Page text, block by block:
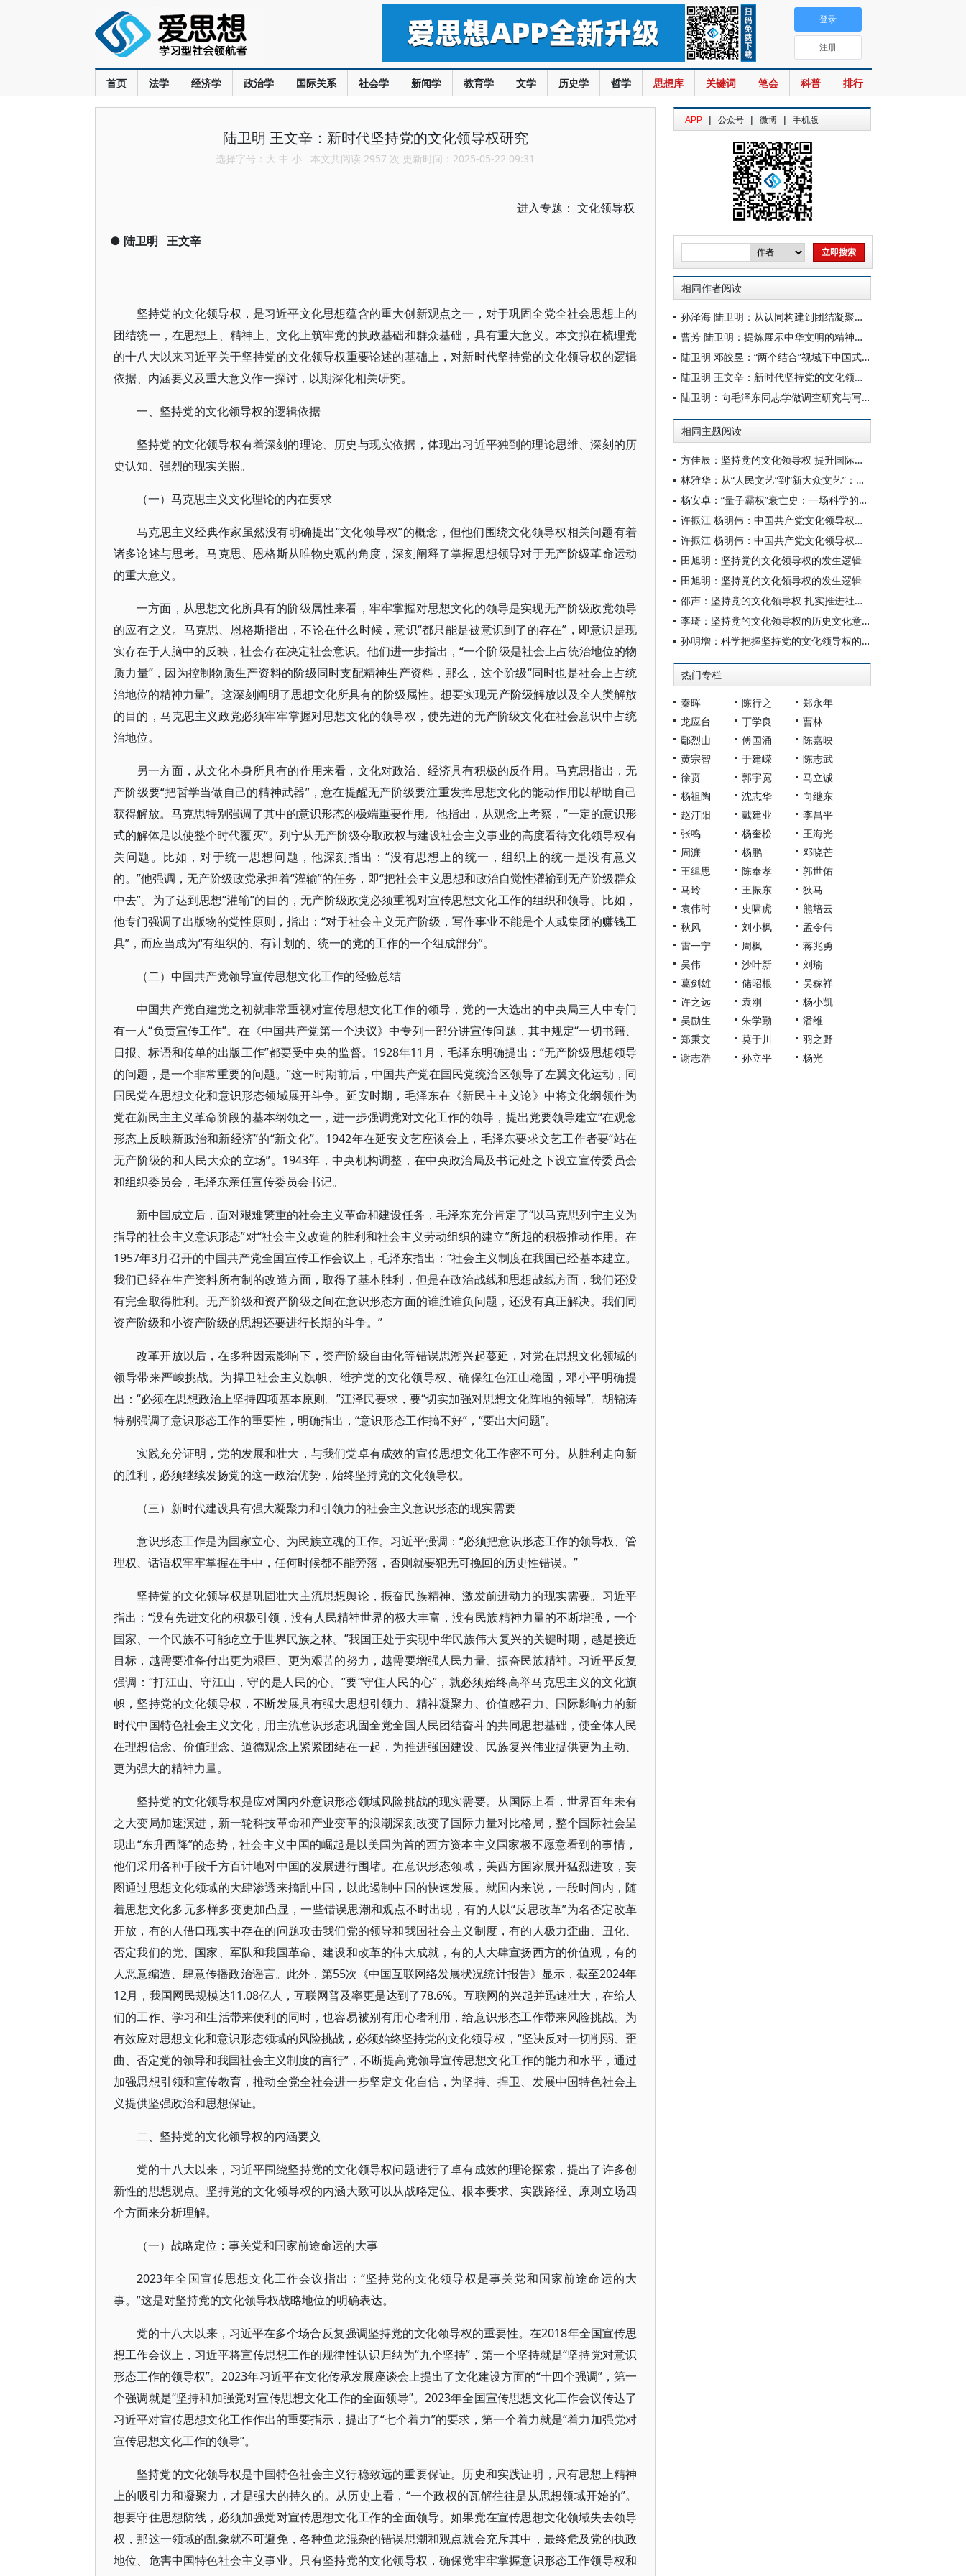
首页 法学 经济学 政治学 国际关系 社会学 新闻学 教育学 文学 历史学 哲学 思想库 关键词 笔会 科普 排行
登录
注册
陆卫明 王文辛：新时代坚持党的文化领导权研究
选择字号： 大 中 小 本文共阅读 2957 次 更新时间：2025-05-22 09:31
进入专题： 文化领导权
● 陆卫明 王文辛
坚持党的文化领导权，是习近平文化思想蕴含的重大创新观点之一，对于巩固全党全社会思想上的
团结统一，在思想上、精神上、文化上筑牢党的执政基础和群众基础，具有重大意义。本文拟在梳理党
的十八大以来习近平关于坚持党的文化领导权重要论述的基础上，对新时代坚持党的文化领导权的逻辑
依据、内涵要义及重大意义作一探讨，以期深化相关研究。
一、坚持党的文化领导权的逻辑依据
坚持党的文化领导权有着深刻的理论、历史与现实依据，体现出习近平独到的理论思维、深刻的历
史认知、强烈的现实关照。
（一）马克思主义文化理论的内在要求
马克思主义经典作家虽然没有明确提出“文化领导权”的概念，但他们围绕文化领导权相关问题有着
诸多论述与思考。马克思、恩格斯从唯物史观的角度，深刻阐释了掌握思想领导对于无产阶级革命运动
的重大意义。
一方面，从思想文化所具有的阶级属性来看，牢牢掌握对思想文化的领导是实现无产阶级政党领导
的应有之义。马克思、恩格斯指出，不论在什么时候，意识“都只能是被意识到了的存在”，即意识是现
实存在于人脑中的反映，社会存在决定社会意识。他们进一步指出，“一个阶级是社会上占统治地位的物
质力量”，因为控制物质生产资料的阶级同时支配精神生产资料，那么，这个阶级“同时也是社会上占统
治地位的精神力量”。这深刻阐明了思想文化所具有的阶级属性。想要实现无产阶级解放以及全人类解放
的目的，马克思主义政党必须牢牢掌握对思想文化的领导权，使先进的无产阶级文化在社会意识中占统
治地位。
另一方面，从文化本身所具有的作用来看，文化对政治、经济具有积极的反作用。马克思指出，无
产阶级要“把哲学当做自己的精神武器”，意在提醒无产阶级要注重发挥思想文化的能动作用以帮助自己
获得解放。马克思特别强调了其中的意识形态的极端重要作用。他指出，从观念上考察，“一定的意识形
式的解体足以使整个时代覆灭”。列宁从无产阶级夺取政权与建设社会主义事业的高度看待文化领导权有
关问题。比如，对于统一思想问题，他深刻指出：“没有思想上的统一，组织上的统一是没有意义
的。”他强调，无产阶级政党承担着“灌输”的任务，即“把社会主义思想和政治自觉性灌输到无产阶级群众
中去”。为了达到思想“灌输”的目的，无产阶级政党必须重视对宣传思想文化工作的组织和领导。比如，
他专门强调了出版物的党性原则，指出：“对于社会主义无产阶级，写作事业不能是个人或集团的赚钱工
具”，而应当成为“有组织的、有计划的、统一的党的工作的一个组成部分”。
（二）中国共产党领导宣传思想文化工作的经验总结
中国共产党自建党之初就非常重视对宣传思想文化工作的领导，党的一大选出的中央局三人中专门
有一人“负责宣传工作”。在《中国共产党第一个决议》中专列一部分讲宣传问题，其中规定“一切书籍、
日报、标语和传单的出版工作”都要受中央的监督。1928年11月，毛泽东明确提出：“无产阶级思想领导
的问题，是一个非常重要的问题。”这一时期前后，中国共产党在国民党统治区领导了左翼文化运动，同
国民党在思想文化和意识形态领域展开斗争。延安时期，毛泽东在《新民主主义论》中将文化纲领作为
党在新民主主义革命阶段的基本纲领之一，进一步强调党对文化工作的领导，提出党要领导建立“在观念
形态上反映新政治和新经济”的“新文化”。1942年在延安文艺座谈会上，毛泽东要求文艺工作者要“站在
无产阶级的和人民大众的立场”。1943年，中央机构调整，在中央政治局及书记处之下设立宣传委员会
和组织委员会，毛泽东亲任宣传委员会书记。
新中国成立后，面对艰难繁重的社会主义革命和建设任务，毛泽东充分肯定了“以马克思列宁主义为
指导的社会主义意识形态”对“社会主义改造的胜利和社会主义劳动组织的建立”所起的积极推动作用。在
1957年3月召开的中国共产党全国宣传工作会议上，毛泽东指出：“社会主义制度在我国已经基本建立。
我们已经在生产资料所有制的改造方面，取得了基本胜利，但是在政治战线和思想战线方面，我们还没
有完全取得胜利。无产阶级和资产阶级之间在意识形态方面的谁胜谁负问题，还没有真正解决。我们同
资产阶级和小资产阶级的思想还要进行长期的斗争。”
改革开放以后，在多种因素影响下，资产阶级自由化等错误思潮兴起蔓延，对党在思想文化领域的
领导带来严峻挑战。为捍卫社会主义旗帜、维护党的文化领导权、确保红色江山稳固，邓小平明确提
出：“必须在思想政治上坚持四项基本原则。”江泽民要求，要“切实加强对思想文化阵地的领导”。胡锦涛
特别强调了意识形态工作的重要性，明确指出，“意识形态工作搞不好”，“要出大问题”。
实践充分证明，党的发展和壮大，与我们党卓有成效的宣传思想文化工作密不可分。从胜利走向新
的胜利，必须继续发扬党的这一政治优势，始终坚持党的文化领导权。
（三）新时代建设具有强大凝聚力和引领力的社会主义意识形态的现实需要
意识形态工作是为国家立心、为民族立魂的工作。习近平强调：“必须把意识形态工作的领导权、管
理权、话语权牢牢掌握在手中，任何时候都不能旁落，否则就要犯无可挽回的历史性错误。”
坚持党的文化领导权是巩固壮大主流思想舆论，振奋民族精神、激发前进动力的现实需要。习近平
指出：“没有先进文化的积极引领，没有人民精神世界的极大丰富，没有民族精神力量的不断增强，一个
国家、一个民族不可能屹立于世界民族之林。”我国正处于实现中华民族伟大复兴的关键时期，越是接近
目标，越需要准备付出更为艰巨、更为艰苦的努力，越需要增强人民力量、振奋民族精神。习近平反复
强调：“打江山、守江山，守的是人民的心。”要“守住人民的心”，就必须始终高举马克思主义的文化旗
帜，坚持党的文化领导权，不断发展具有强大思想引领力、精神凝聚力、价值感召力、国际影响力的新
时代中国特色社会主义文化，用主流意识形态巩固全党全国人民团结奋斗的共同思想基础，使全体人民
在理想信念、价值理念、道德观念上紧紧团结在一起，为推进强国建设、民族复兴伟业提供更为主动、
更为强大的精神力量。
坚持党的文化领导权是应对国内外意识形态领域风险挑战的现实需要。从国际上看，世界百年未有
之大变局加速演进，新一轮科技革命和产业变革的浪潮深刻改变了国际力量对比格局，整个国际社会呈
现出“东升西降”的态势，社会主义中国的崛起是以美国为首的西方资本主义国家极不愿意看到的事情，
他们采用各种手段千方百计地对中国的发展进行围堵。在意识形态领域，美西方国家展开猛烈进攻，妄
图通过思想文化领域的大肆渗透来搞乱中国，以此遏制中国的快速发展。就国内来说，一段时间内，随
着思想文化多元多样多变更加凸显，一些错误思潮和观点不时出现，有的人以“反思改革”为名否定改革
开放，有的人借口现实中存在的问题攻击我们党的领导和我国社会主义制度，有的人极力歪曲、丑化、
否定我们的党、国家、军队和我国革命、建设和改革的伟大成就，有的人大肆宣扬西方的价值观，有的
人恶意编造、肆意传播政治谣言。此外，第55次《中国互联网络发展状况统计报告》显示，截至2024年
12月，我国网民规模达11.08亿人，互联网普及率更是达到了78.6%。互联网的兴起并迅速壮大，在给人
们的工作、学习和生活带来便利的同时，也容易被别有用心者利用，给意识形态工作带来风险挑战。为
有效应对思想文化和意识形态领域的风险挑战，必须始终坚持党的文化领导权，“坚决反对一切削弱、歪
曲、否定党的领导和我国社会主义制度的言行”，不断提高党领导宣传思想文化工作的能力和水平，通过
加强思想引领和宣传教育，推动全党全社会进一步坚定文化自信，为坚持、捍卫、发展中国特色社会主
义提供坚强政治和思想保证。
二、坚持党的文化领导权的内涵要义
党的十八大以来，习近平围绕坚持党的文化领导权问题进行了卓有成效的理论探索，提出了许多创
新性的思想观点。坚持党的文化领导权的内涵大致可以从战略定位、根本要求、实践路径、原则立场四
个方面来分析理解。
（一）战略定位：事关党和国家前途命运的大事
2023年全国宣传思想文化工作会议指出：“坚持党的文化领导权是事关党和国家前途命运的大
事。”这是对坚持党的文化领导权战略地位的明确表达。
党的十八大以来，习近平在多个场合反复强调坚持党的文化领导权的重要性。在2018年全国宣传思
想工作会议上，习近平将宣传思想工作的规律性认识归纳为“九个坚持”，第一个坚持就是“坚持党对意识
形态工作的领导权”。2023年习近平在文化传承发展座谈会上提出了文化建设方面的“十四个强调”，第一
个强调就是“坚持和加强党对宣传思想文化工作的全面领导”。2023年全国宣传思想文化工作会议传达了
习近平对宣传思想文化工作作出的重要指示，提出了“七个着力”的要求，第一个着力就是“着力加强党对
宣传思想文化工作的领导”。
坚持党的文化领导权是中国特色社会主义行稳致远的重要保证。历史和实践证明，只有思想上精神
上的吸引力和凝聚力，才是强大的持久的。从历史上看，“一个政权的瓦解往往是从思想领域开始的”。
想要守住思想防线，必须加强党对宣传思想文化工作的全面领导。如果党在宣传思想文化领域失去领导
权，那这一领域的乱象就不可避免，各种鱼龙混杂的错误思潮和观点就会充斥其中，最终危及党的执政
地位、危害中国特色社会主义事业。只有坚持党的文化领导权，确保党牢牢掌握意识形态工作领导权和
APP | 公众号 | 微博 | 手机版
相同作者阅读
孙泽海 陆卫明：从认同构建到团结凝聚：互联网条件下新大众文艺的功能指向
曹芳 陆卫明：提炼展示中华文明的精神标识
陆卫明 邓皎昱：“两个结合”视域下中国式现代化蕴含的独特价值观探赜
陆卫明 王文辛：新时代坚持党的文化领导权研究
陆卫明：向毛泽东同志学做调查研究与写调研报告
相同主题阅读
方佳辰：坚持党的文化领导权 提升国际传播效能
林雅华：从“人民文艺”到“新大众文艺”：中国共产党文化领导权建构的文艺路径
杨安卓：“量子霸权”衰亡史：一场科学的文化竞争
许振江 杨明伟：中国共产党文化领导权建设的历史经验与实践前景
许振江 杨明伟：中国共产党文化领导权建设的历史经验与实践前景
田旭明：坚持党的文化领导权的发生逻辑
田旭明：坚持党的文化领导权的发生逻辑
邵声：坚持党的文化领导权 扎实推进社会主义文化强国建设
李琦：坚持党的文化领导权的历史文化意涵
孙明增：科学把握坚持党的文化领导权的内在逻辑
热门专栏
秦晖 陈行之
郑永年
龙应台
丁学良
曹林
鄢烈山
傅国涌
陈嘉映
黄宗智
于建嵘
陈志武
徐贲
郭宇宽
马立诚
杨祖陶
沈志华
向继东
赵汀阳
戴建业
李昌平
张鸣
杨奎松
王海光
周濂
杨鹏
邓晓芒
王缉思
陈奉孝
郭世佑
马玲
王振东
狄马
袁伟时
史啸虎
熊培云
秋风
刘小枫
孟令伟
雷一宁
周枫
蒋兆勇
吴伟
沙叶新
刘瑜
葛剑雄
储昭根
吴稼祥
许之远
袁刚
杨小凯
吴励生
朱学勤
潘维
郑秉文
莫于川
羽之野
谢志浩
孙立平 杨光